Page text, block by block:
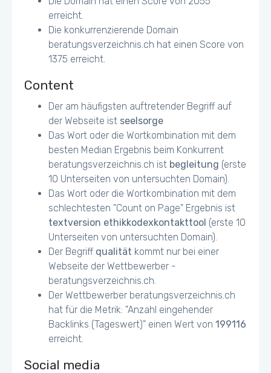
erreicht.
Die konkurrenzierende Domain
beratungsverzeichnis.ch hat einen Score von
1375 erreicht.
Content
Der am häufigsten auftretender Begriff auf
der Webseite ist seelsorge
Das Wort oder die Wortkombination mit dem
besten Median Ergebnis beim Konkurrent
beratungsverzeichnis.ch ist begleitung (erste
10 Unterseiten von untersuchten Domain).
Das Wort oder die Wortkombination mit dem
schlechtesten "Count on Page" Ergebnis ist
textversion ethikkodexkontakttool (erste 10
Unterseiten von untersuchten Domain).
Der Begriff qualität kommt nur bei einer
Webseite der Wettbewerber -
beratungsverzeichnis.ch.
Der Wettbewerber beratungsverzeichnis.ch
hat für die Metrik: "Anzahl eingehender
Backlinks (Tageswert)" einen Wert von 199116
erreicht.
Social media